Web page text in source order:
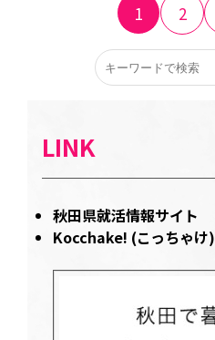
1 2
LINK
秋田県就活情報サイト
Kocchake! (こっちゃけ)